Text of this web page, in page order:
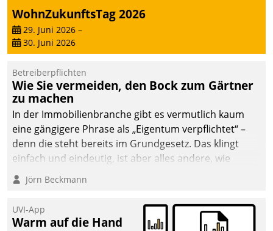
– und beschleunigt damit
den Weg vom
Mieteranliegen zum
WohnZukunftsTag 2026
29. Juni 2026 –
30. Juni 2026
Betreiberpflichten
Wie Sie vermeiden, den Bock zum Gärtner
zu machen
In der Immobilienbranche gibt es vermutlich kaum
eine gängigere Phrase als „Eigentum verpflichtet“ –
denn die steht bereits im Grundgesetz. Das klingt
einfach und eindeutig, ist aber alles andere, wie
Branchenbeschäftigte wissen. Denn mit der
Verantwortung folgen Verpflichtungen.
Jörn Beckmann
UVI-App
Warm auf die Hand